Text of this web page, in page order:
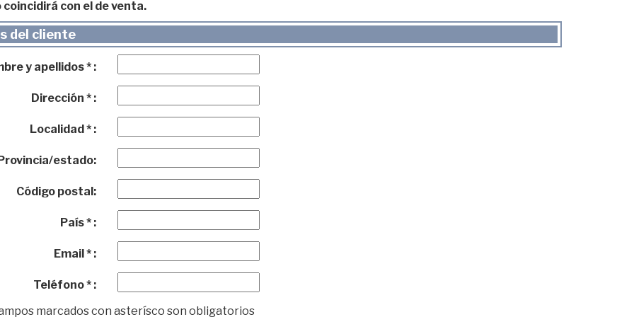
coincidirá con el de venta.
del cliente
y apellidos * :
Dirección * :
Localidad * :
estado:
Código postal:
País * :
Email * :
Teléfono * :
marcados con asterísco son obligatorios